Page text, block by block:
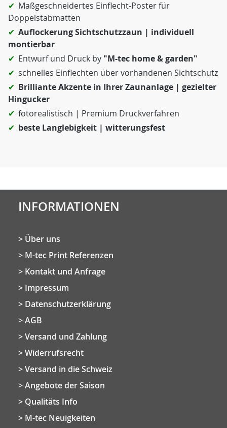
Maßgeschneidertes Einflecht-Poster für
Doppelstabmatten
Auflockerung Sichtschutzzaun | individuell
montierbar
Entwurf und Druck by "M-tec home & garden"
schnelles Einflechten über vorhandenen Sichtschutz
Brilliante Akzente in Ihrer Zaunanlage | gezielter
Hingucker
fotorealistisch | Premium Druckverfahren
beste Langlebigkeit | witterungsfest
INFORMATIONEN
Über uns
M-tec Print Referenzen
Kontakt und Anfrage
Impressum
Datenschutzerklärung
AGB
Versand und Zahlung
Widerrufsrecht
Versand in die Schweiz
Angebote der Saison
Qualitäts Info
M-tec Neuigkeiten